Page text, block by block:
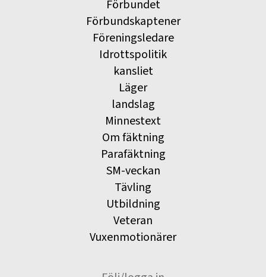
Förbundet
Förbundskaptener
Föreningsledare
Idrottspolitik
kansliet
Läger
landslag
Minnestext
Om fäktning
Parafäktning
SM-veckan
Tävling
Utbildning
Veteran
Vuxenmotionärer